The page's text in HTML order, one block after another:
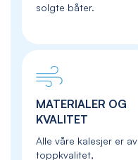
solgte båter.
MATERIALER OG
KVALITET
Alle våre kalesjer er av
toppkvalitet,